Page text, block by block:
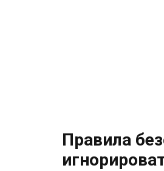
Правила